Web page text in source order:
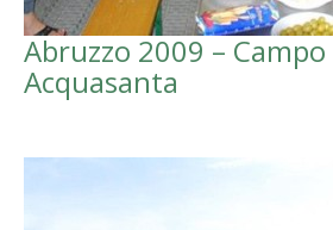
Abruzzo 2009 – Campo
Acquasanta